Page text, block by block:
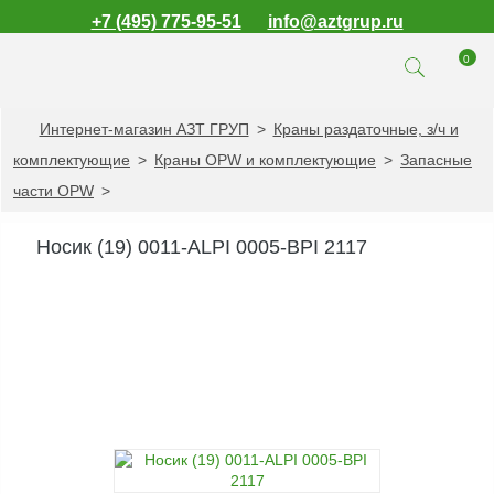
+7 (495) 775-95-51 info@aztgrup.ru
0
КАТАЛОГ ПРОДУКЦИИ
Топливораздаточные
колонки
колонки
Электронное
Интернет-магазин АЗТ ГРУП > Краны раздаточные, з/ч и
комплектующие > Краны OPW и комплектующие > Запасные
части OPW >
Носик (19) 0011-ALPI 0005-BPI 2117